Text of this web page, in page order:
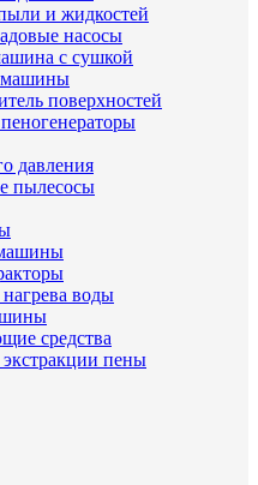
и жидкостей
насосы
с сушкой
машины
поверхностей
давления
пылесосы
нагрева воды
средства
экстракции пены